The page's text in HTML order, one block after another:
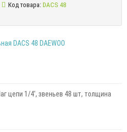
Код товара: DACS 48
цепи 1/4', звеньев 48 шт, толщина